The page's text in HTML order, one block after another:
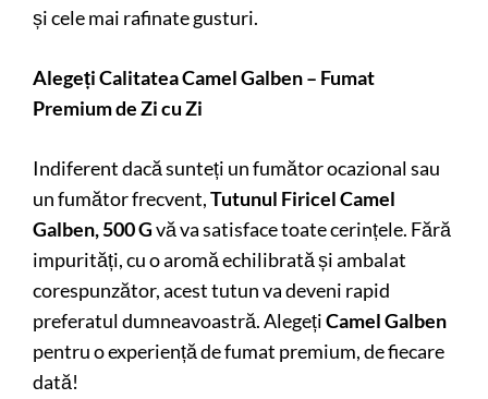
și cele mai rafinate gusturi.
Alegeți Calitatea Camel Galben – Fumat
Premium de Zi cu Zi
Indiferent dacă sunteți un fumător ocazional sau
un fumător frecvent,Tutunul Firicel Camel
Galben, 500 Gvă va satisface toate cerințele. Fără
impurități, cu o aromă echilibrată și ambalat
corespunzător, acest tutun va deveni rapid
preferatul dumneavoastră. AlegețiCamel Galben
pentru o experiență de fumat premium, de fiecare
dată!